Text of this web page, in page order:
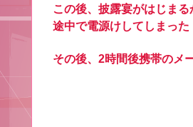
この後、披露宴がはじま
途中で電源けしてしまった
その後、2時間後携帯のメ